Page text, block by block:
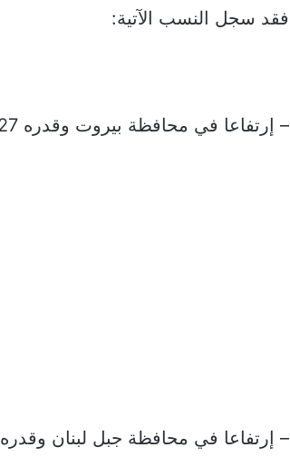
فقد سجل النسب الآتية:
– إرتفاعا في محافظة بيروت وقدره 0,27 في المئة.
– إرتفاعا في محافظة جبل لبنان وقدره 0,90 في المئة.